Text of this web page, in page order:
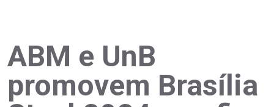
ABM e UnB
promovem Brasília